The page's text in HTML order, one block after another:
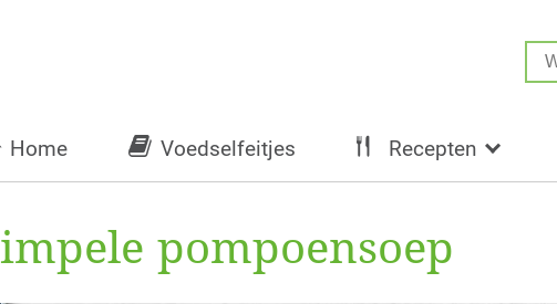
Home Voedselfeitjes Recepten
pompoensoep